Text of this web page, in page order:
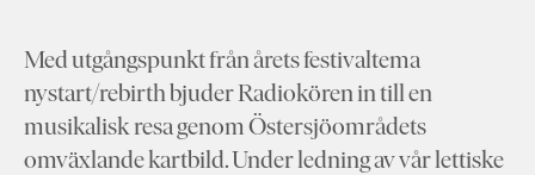
Med utgångspunkt från årets festivaltema
nystart/rebirth bjuder Radiokören in till en
musikalisk resa genom Östersjöområdets
omväxlande kartbild. Under ledning av vår lettiske